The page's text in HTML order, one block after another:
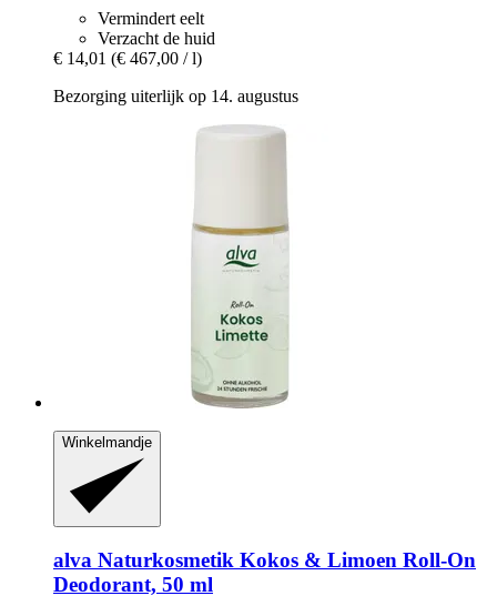
Vermindert eelt
Verzacht de huid
€ 14,01 (€ 467,00 / l)
Bezorging uiterlijk op 14. augustus
Winkelmandje
alva Naturkosmetik Kokos & Limoen Roll-​On
Deodorant, 50 ml